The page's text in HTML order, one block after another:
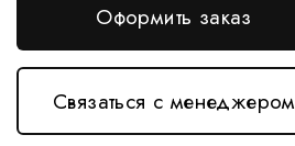
Оформить заказ
Связаться с менеджером